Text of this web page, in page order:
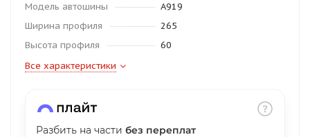
Модель автошины
A919
Ширина профиля
265
Высота профиля
60
Все характеристики
Разбить на части без переплат